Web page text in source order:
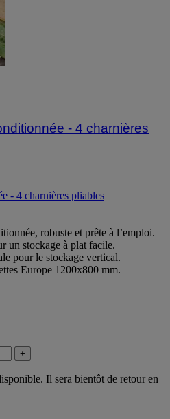
- 4 charnières
- 4 charnières pliables
robuste et prête à l’emploi.
un stockage à plat facile.
pour le stockage vertical.
Europe 1200x800 mm.
+
Il sera bientôt de retour en